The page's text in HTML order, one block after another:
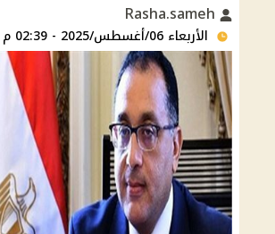
الأربعاء 06/أغسطس/2025 - 02:39 م